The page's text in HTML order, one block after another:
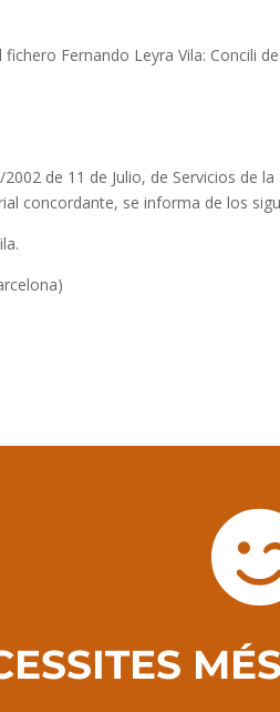
Fernando Leyra Vila: Concili
de 11 de Julio, de Servicios de
concordante, se informa de los